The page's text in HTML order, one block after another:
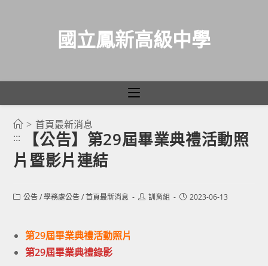
國立鳳新高級中學
> 首頁最新消息
:::
【公告】第29屆畢業典禮活動照
片暨影片連結
Post公告 / 學務處公告 / 首頁最新消息
Post訓育組
Post2023-06-13
第29屆畢業典禮活動照片
第29屆畢業典禮錄影